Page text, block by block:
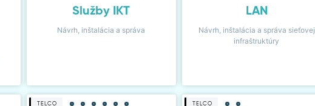
Služby IKT
Návrh, inštalácia a správa
LAN
Návrh, inštalácia a správa sieťovej
infraštruktúry
TELCO TELCO